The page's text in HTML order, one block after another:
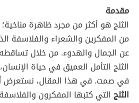
مقدمة
الثلج هو أكثر من مجرد ظاهرة
من المفكرين والشعراء والفلاسفة
عن الجمال والهدوء. من خلال
الثلج التأمل العميق في حياة
في صمت. في هذا المقال، نستعرض
الثلج التي كتبها المفكرون